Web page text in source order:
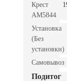
Крест
AM5844
Установка
(Без
установки)
Самовывоз
Подитог